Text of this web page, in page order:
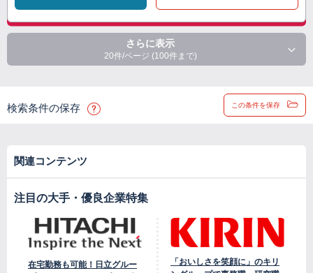
さらに表示
20件/ページ (100件まで)
検索条件の保存 この条件を保存
関連コンテンツ
注目の大手・優良企業特集
在宅勤務も可能！日立グルー
「おいしさを笑顔に」のキリ